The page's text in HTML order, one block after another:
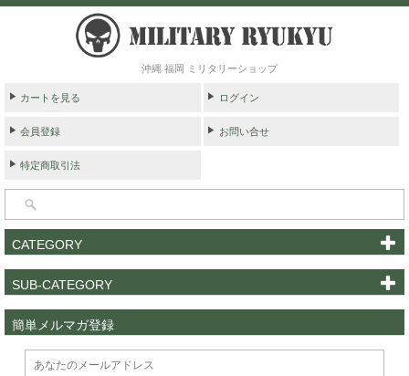
沖縄 福岡 ミリタリーショップ
カートを見る ログイン
会員登録 お問い合せ
特定商取引法
CATEGORY
SUB-CATEGORY
簡単メルマガ登録